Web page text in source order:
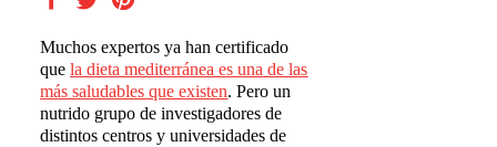
Muchos expertos ya han certificado
quela dieta mediterránea es una de las
más saludables que existen. Pero un
nutrido grupo de investigadores de
distintos centros y universidades de